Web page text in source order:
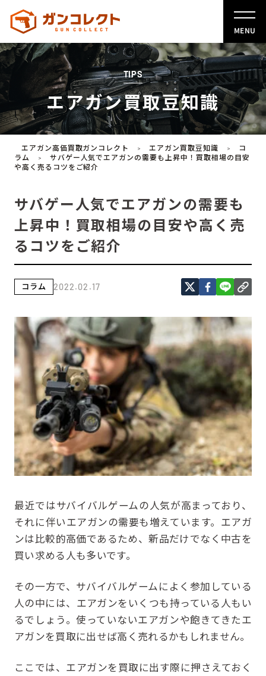
MENU
TIPS
エアガン買取豆知識
エアガン高価買取ガンコレクト > エアガン買取豆知識 >
コ
ラム
>
サバゲー人気でエアガンの需要も上昇中！買取相場の目安
や高く売るコツをご紹介
サバゲー人気でエアガンの需要も
上昇中！買取相場の目安や高く売
るコツをご紹介
コラム 2022.02.17
最近ではサバイバルゲームの人気が高まっており、
それに伴いエアガンの需要も増えています。エアガ
ンは比較的高価であるため、新品だけでなく中古を
買い求める人も多いです。
その一方で、サバイバルゲームによく参加している
人の中には、エアガンをいくつも持っている人もい
るでしょう。使っていないエアガンや飽きてきたエ
アガンを買取に出せば高く売れるかもしれません。
ここでは、エアガンを買取に出す際に押さえておく